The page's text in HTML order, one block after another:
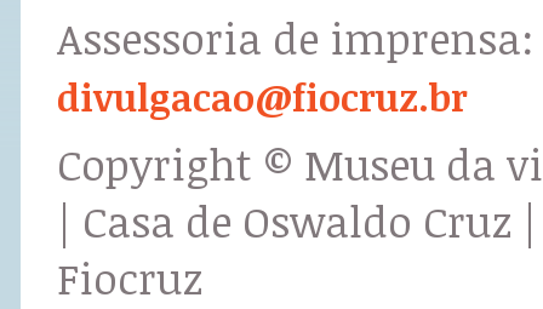
Assessoria de imprensa:
divulgacao@fiocruz.br
Copyright © Museu da
| Casa de Oswaldo Cruz |
Fiocruz